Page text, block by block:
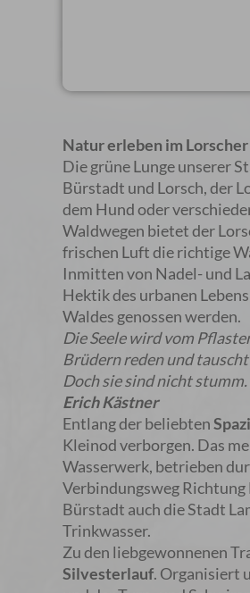
Natur erleben im
Die grüne Lunge unserer
Bürstadt und Lorsch, der
dem Hund oder
Waldwegen bietet der
frischen Luft die richtige
Inmitten von Nadel- und
Hektik des urbanen
Waldes genossen werden.
Die Seele wird vom
Brüdern reden und
Doch sie sind nicht
Erich Kästner
Entlang der beliebten
Kleinod verborgen. Das
Wasserwerk, betrieben
Verbindungsweg
Bürstadt auch die Stadt
Trinkwasser.
Zu den liebgewonnenen
Silvesterlauf. Organisiert